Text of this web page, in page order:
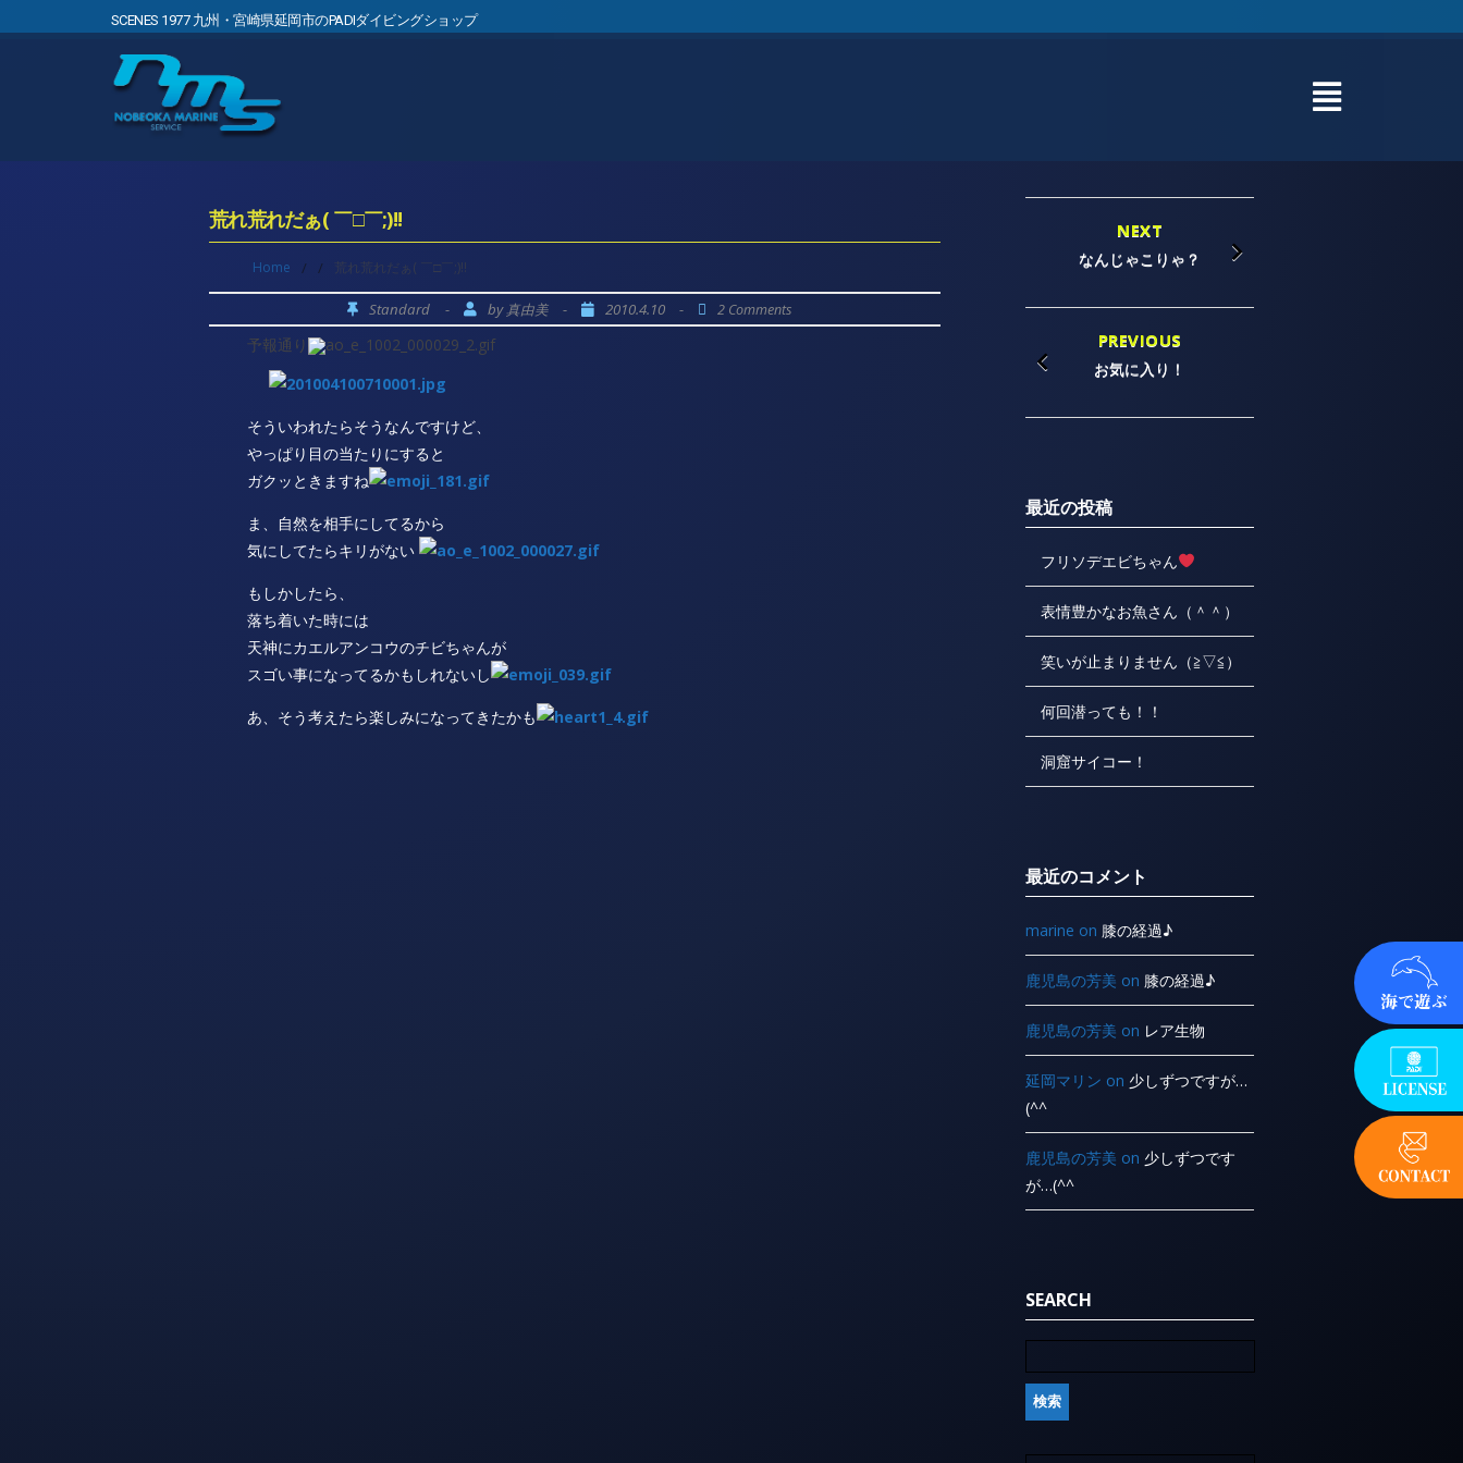
SCENES 1977 九州・宮崎県延岡市のPADIダイビングショップ
荒れ荒れだぁ( ￣□￣;)!!
Home / / 荒れ荒れだぁ( ￣□￣;)!!
Standard - by真由美 - 2010.4.10 - 2 Comments
予報通り
そういわれたらそうなんですけど、
やっぱり目の当たりにすると
ガクッときますね
ま、自然を相手にしてるから
気にしてたらキリがない
もしかしたら、
落ち着いた時には
天神にカエルアンコウのチビちゃんが
スゴい事になってるかもしれないし
あ、そう考えたら楽しみになってきたかも
NEXT
なんじゃこりゃ？
PREVIOUS
お気に入り！
最近の投稿
フリソデエビちゃん
表情豊かなお魚さん（＾＾）
笑いが止まりません（≧▽≦）
何回潜っても！！
洞窟サイコー！
最近のコメント
marine on 膝の経過♪
鹿児島の芳美 on 膝の経過♪
鹿児島の芳美 on レア生物
延岡マリン on 少しずつですが…
(^^ ゞ
鹿児島の芳美 on 少しずつです
が…(^^ ゞ
SEARCH